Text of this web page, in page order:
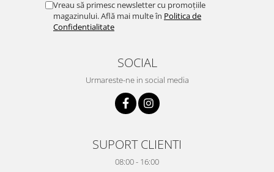
Vreau să primesc newsletter cu promoțiile
magazinului. Află mai multe în Politica de
Confidentialitate
SOCIAL
Urmareste-ne in social media
SUPORT CLIENTI
08:00 - 16:00